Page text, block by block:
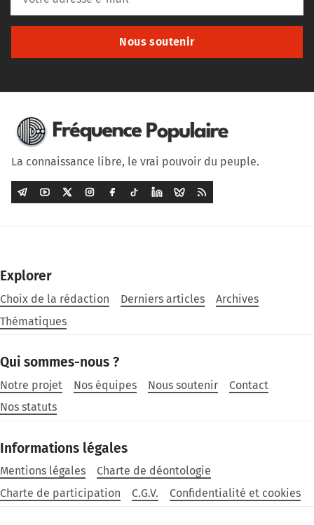
Nous soutenir
La connaissance libre, le vrai pouvoir du peuple.
Explorer
Choix de la rédaction Derniers articles
Archives
Thématiques
Qui sommes-nous ?
Notre projet Nos équipes Nous soutenir
Contact
Nos statuts
Informations légales
Mentions légales
Charte de déontologie
Charte de participation
C.G.V. Confidentialité et cookies